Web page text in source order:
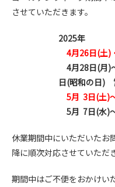
させていただきます。
2025年
4月26日(
4月28日(
日(昭和の日)
5月 3日(土)
5月 7日
休業期間中にいただいたお
降に順次対応させていただ
期間中はご不便をおかけい